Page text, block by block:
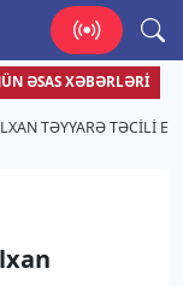
ƏSAS XƏBƏRLƏRI
TƏYYARƏ TƏCILI